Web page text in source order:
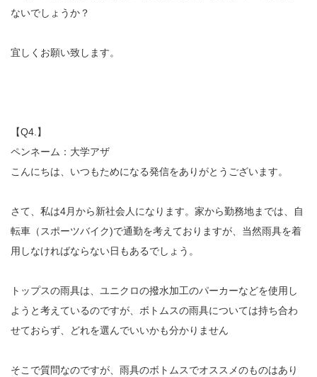
ないでしょうか？
宜しくお願い致します。
【Q4.】
ペンネーム：大学アザ
こんにちは、いつもためになる発信をありがとうございます。
さて、私は4月から新社会人になります。家から勤務地までは、自
転車（スポーツバイク)で通勤を考えておりますが、当然雨具を着
用しなければならない日もあるでしょう。
トップスの雨具は、ユニクロの撥水加工のパーカーなどを使用し
ようと考えているのですが、ボトムスの雨具については持ち合わ
せておらず、どれを選んでいいかも分かりません
そこで質問なのですが、雨具のボトムスでオススメのものはあり